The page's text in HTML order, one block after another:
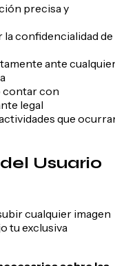
precisa y
confidencialidad de
ante
contar con
legal
que
Usuario
cualquier imagen
tu exclusiva